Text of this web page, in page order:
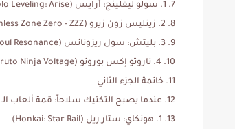
1. سولو ليفلينج: أرايس (Solo Leveling: Arise)
2. زينليس زون زيرو (Zenless Zone Zero - ZZZ)
3. بليتش: سول ريزونانس (Bleach: Soul Resonance)
4. ناروتو إكس بوروتو (Naruto x Boruto Ninja Voltage)
خاتمة الجزء الثاني
عندما يصبح التكتيك سلاحاً: قمة ألعاب الـ RPG الاستراتيجية
1. هونكاي: ستار ريل (Honkai: Star Rail)